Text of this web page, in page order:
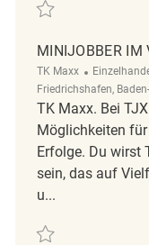
Minijobber im
MINIJOBBER IM
TK Maxx
Friedrichshafen,
TK Maxx. Bei
Möglichkeiten
Erfolge. Du wirst
sein, das auf
u...
Minijobber im